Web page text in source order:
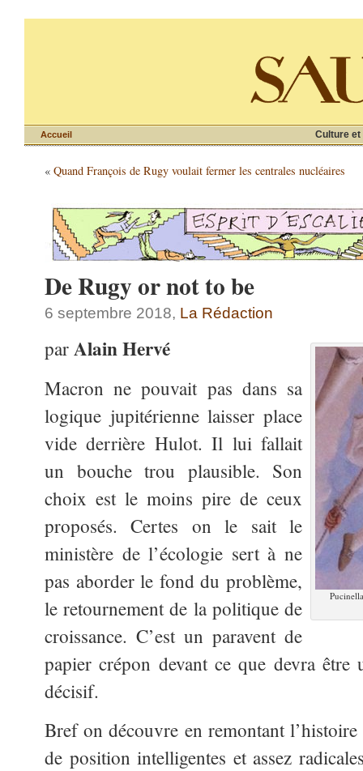
Culture et
Accueil
« Quand François de Rugy voulait fermer les centrales nucléaires
De Rugy or not to be
6 septembre 2018, La Rédaction
parAlain Hervé
Macron ne pouvait pas dans sa
logique jupitérienne laisser place
vide derrière Hulot. Il lui fallait
un bouche trou plausible. Son
choix est le moins pire de ceux
proposés. Certes on le sait le
ministère de l’écologie sert à ne
pas aborder le fond du problème,
le retournement de la politique de
croissance. C’est un paravent de
papier crépon devant ce que devra
décisif.
Bref on découvre en remontant
de position intelligentes et assez